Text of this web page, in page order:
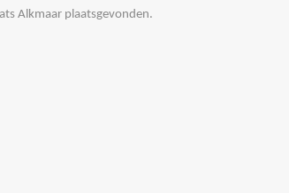
Alkmaar plaatsgevonden.